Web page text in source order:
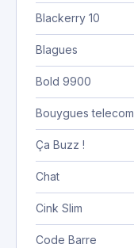
Blackerry 10
Blagues
Bold 9900
Bouygues telecom
Ça Buzz !
Chat
Cink Slim
Code Barre